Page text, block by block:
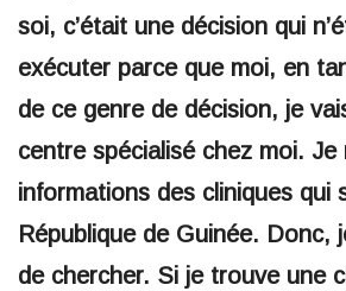
soi, c’était une décision qui
exécuter parce que moi, en
de ce genre de décision, je
centre spécialisé chez moi. Je
informations des cliniques qui
République de Guinée. Donc,
de chercher. Si je trouve une